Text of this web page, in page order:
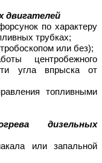
двигателей
по характеру
трубках;
или без);
центробежного
угла впрыска от
топливными
дизельных
или запальной